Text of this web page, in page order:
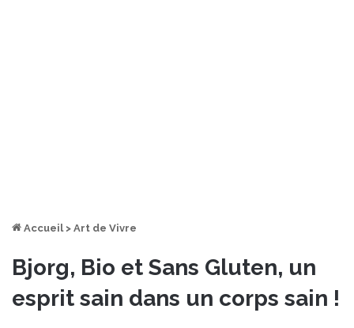
Accueil > Art de Vivre
Bjorg, Bio et Sans Gluten, un
esprit sain dans un corps sain !